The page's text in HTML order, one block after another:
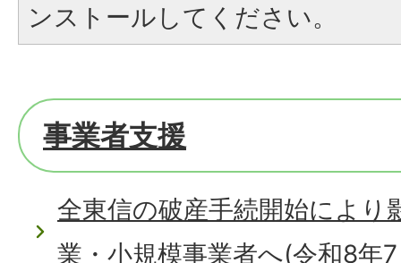
ンストールしてください。
事業者支援
全東信の破産手続開始により
業・小規模事業者へ(令和8年